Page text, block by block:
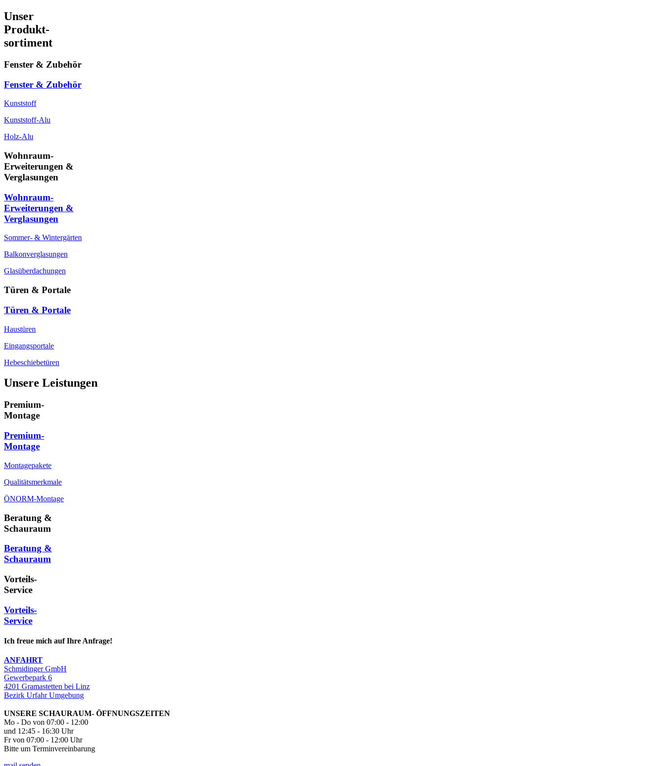
Unser
Produkt-
sortiment
Fenster & Zubehör
Fenster & Zubehör
Kunststoff
Kunststoff-Alu
Holz-Alu
Wohnraum-
Erweiterungen &
Verglasungen
Wohnraum-
Erweiterungen &
Verglasungen
Sommer- & Wintergärten
Balkonverglasungen
Glasüberdachungen
Türen & Portale
Türen & Portale
Haustüren
Eingangsportale
Hebeschiebetüren
Unsere Leistungen
Premium-
Montage
Premium-
Montage
Montagepakete
Qualitätsmerkmale
ÖNORM-Montage
Beratung &
Schauraum
Beratung &
Schauraum
Vorteils-
Service
Vorteils-
Service
Ich freue mich auf Ihre Anfrage!
ANFAHRT
Schmidinger GmbH
Gewerbepark 6
4201 Gramastetten bei Linz
Bezirk Urfahr Umgebung
UNSERE SCHAURAUM- ÖFFNUNGSZEITEN
Mo - Do von 07:00 - 12:00
und 12:45 - 16:30 Uhr
Fr von 07:00 - 12:00 Uhr
Bitte um Terminvereinbarung